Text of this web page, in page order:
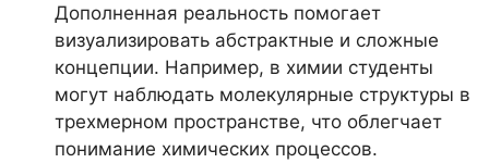
Дополненная реальность помогает
визуализировать абстрактные и сложные
концепции. Например, в химии студенты
могут наблюдать молекулярные структуры в
трехмерном пространстве, что облегчает
понимание химических процессов.